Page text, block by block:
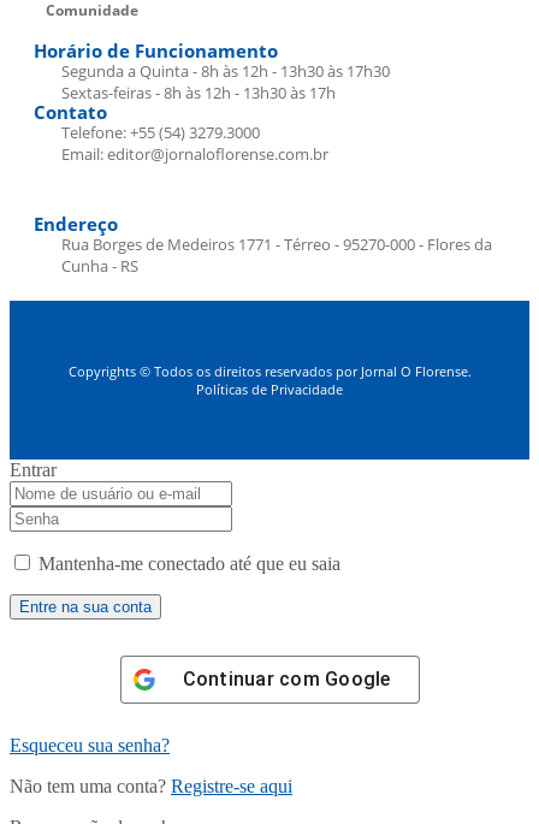
Comunidade
Horário de Funcionamento
Segunda a Quinta - 8h às 12h - 13h30 às 17h30
Sextas-feiras - 8h às 12h - 13h30 às 17h
Contato
Telefone: +55 (54) 3279.3000
Email: editor@jornaloflorense.com.br
Endereço
Rua Borges de Medeiros 1771 - Térreo - 95270-000 - Flores da
Cunha - RS
Copyrights © Todos os direitos reservados por Jornal O Florense.
Políticas de Privacidade
Entrar
Mantenha-me conectado até que eu saia
Continuar com Google
Esqueceu sua senha?
Não tem uma conta? Registre-se aqui